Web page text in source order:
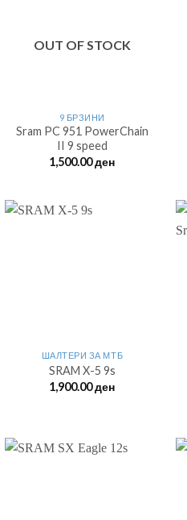
OUT OF STOCK
9 БРЗИНИ
Sram PC 951 PowerChain
II 9 speed
1,500.00ден
ШАЛТЕРИ ЗА МTБ
SRAM X-5 9s
1,900.00ден